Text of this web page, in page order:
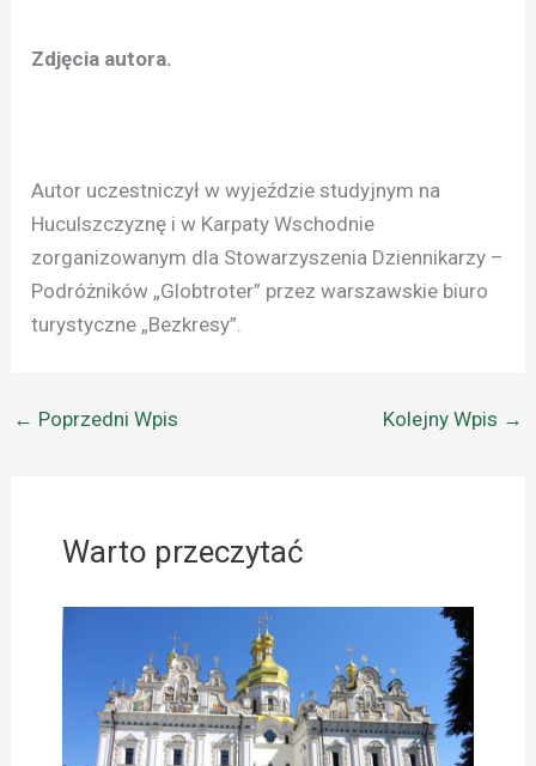
Zdjęcia autora.
Autor uczestniczył w wyjeździe studyjnym na
Huculszczyznę i w Karpaty Wschodnie
zorganizowanym dla Stowarzyszenia Dziennikarzy –
Podróżników „Globtroter” przez warszawskie biuro
turystyczne „Bezkresy”.
← Poprzedni Wpis Kolejny Wpis →
Warto przeczytać